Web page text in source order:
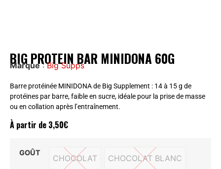
BIG PROTEIN BAR MINIDONA 60G
Marque:Big Supps
Barre protéinée MINIDONA de Big Supplement : 14 à 15 g de
protéines par barre, faible en sucre, idéale pour la prise de masse
ou en collation après l’entraînement.
À partir de 3,50€
GOÛT
CHOCOLAT
CHOCOLAT
CHOCOLAT BLANC
CHOCOLAT BLANC